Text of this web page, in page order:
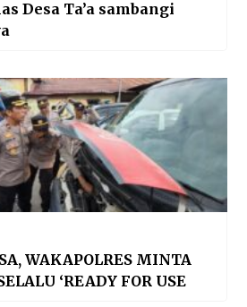
Desa Ta’a sambangi
WAKAPOLRES MINTA
‘READY FOR USE